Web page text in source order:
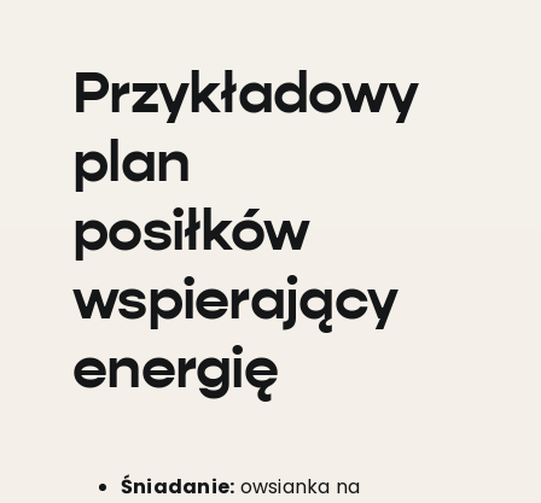
Przykładowy
plan
posiłków
wspierający
energię
Śniadanie: owsianka na